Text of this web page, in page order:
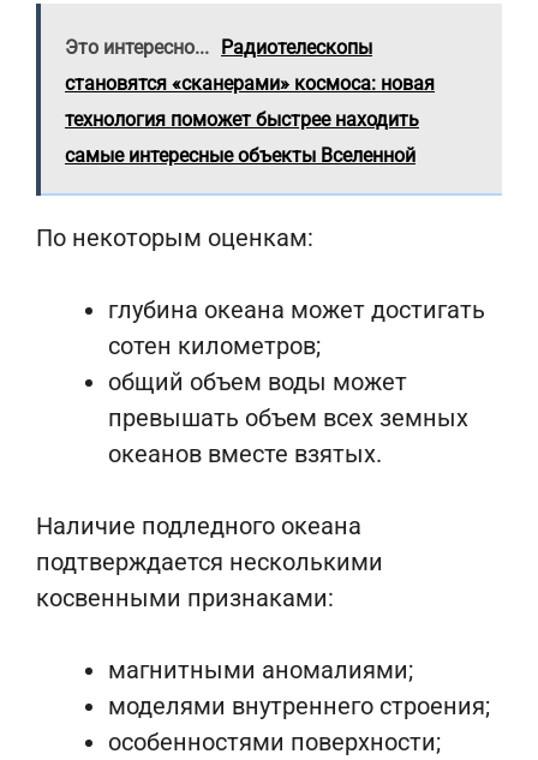
Это интересно... Радиотелескопы
становятся «сканерами» космоса: новая
технология поможет быстрее находить
самые интересные объекты Вселенной
По некоторым оценкам:
глубина океана может достигать
сотен километров;
общий объем воды может
превышать объем всех земных
океанов вместе взятых.
Наличие подледного океана
подтверждается несколькими
косвенными признаками:
магнитными аномалиями;
моделями внутреннего строения;
особенностями поверхности;